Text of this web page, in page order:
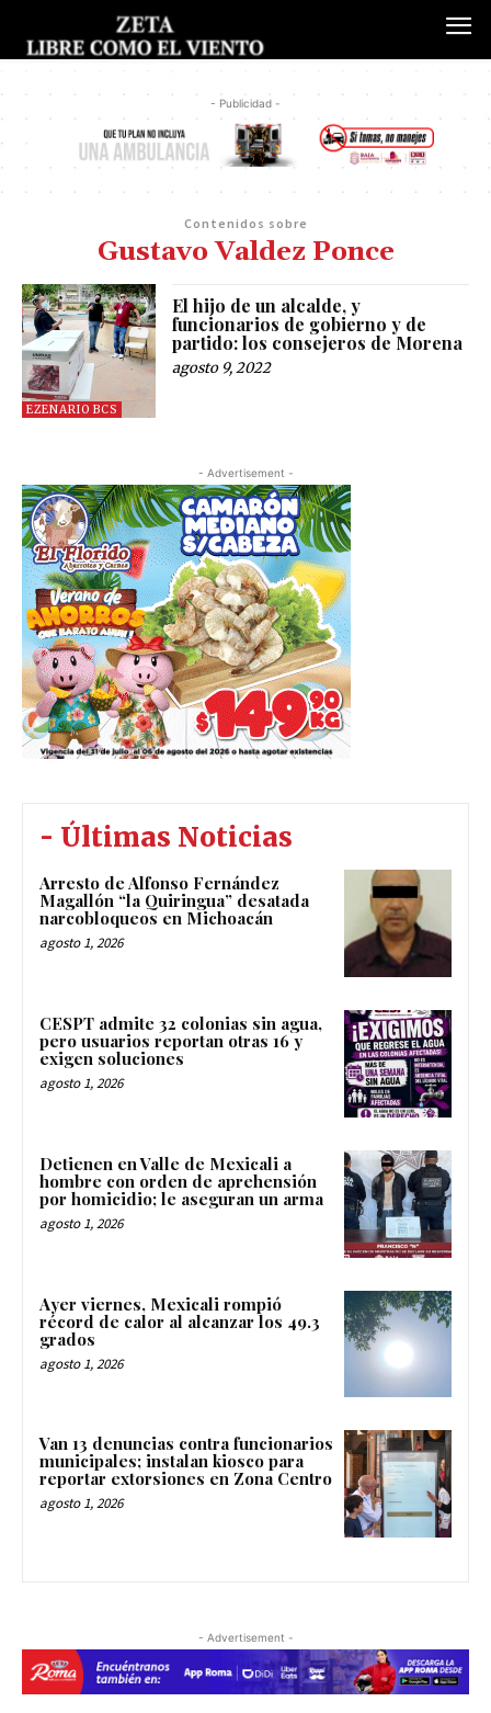
- Publicidad -
Contenidos sobre
Gustavo Valdez Ponce
EZENARIO BCS
El hijo de un alcalde, y
funcionarios de gobierno y de
partido: los consejeros de Morena
agosto 9, 2022
- Advertisement -
- Últimas Noticias
Arresto de Alfonso Fernández
Magallón “la Quiringua” desatada
narcobloqueos en Michoacán
agosto 1, 2026
CESPT admite 32 colonias sin agua,
pero usuarios reportan otras 16 y
exigen soluciones
agosto 1, 2026
Detienen en Valle de Mexicali a
hombre con orden de aprehensión
por homicidio; le aseguran un arma
agosto 1, 2026
Ayer viernes, Mexicali rompió
récord de calor al alcanzar los 49.3
grados
agosto 1, 2026
Van 13 denuncias contra funcionarios
municipales; instalan kiosco para
reportar extorsiones en Zona Centro
agosto 1, 2026
- Advertisement -